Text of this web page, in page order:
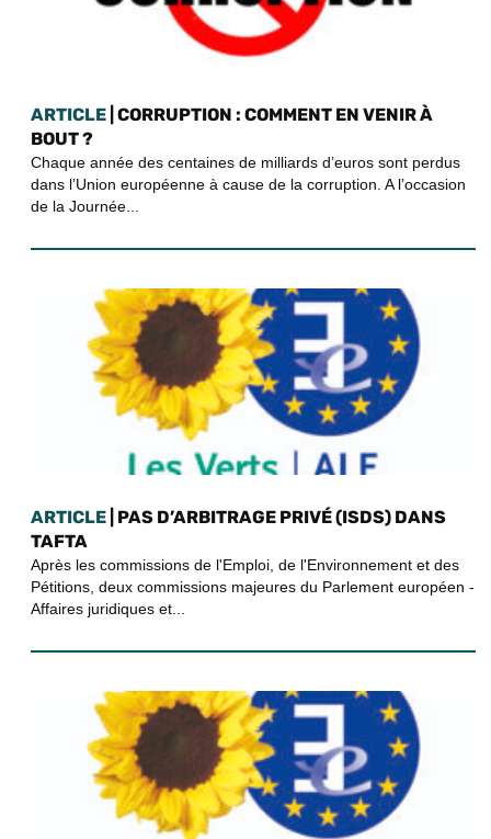
ARTICLE | CORRUPTION : COMMENT EN VENIR À
BOUT ?
Chaque année des centaines de milliards d’euros sont perdus
dans l’Union européenne à cause de la corruption. A l’occasion
de la Journée...
ARTICLE | PAS D’ARBITRAGE PRIVÉ (ISDS) DANS
TAFTA
Après les commissions de l'Emploi, de l'Environnement et des
Pétitions, deux commissions majeures du Parlement européen -
Affaires juridiques et...